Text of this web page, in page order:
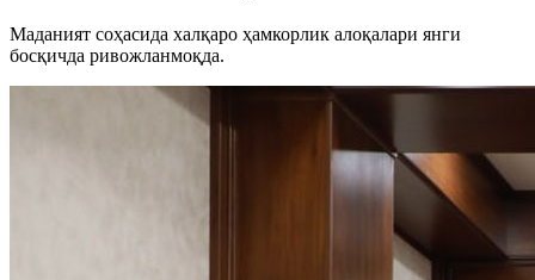
Маданият соҳасида халқаро ҳамкорлик алоқалари янги
босқичда ривожланмоқда.